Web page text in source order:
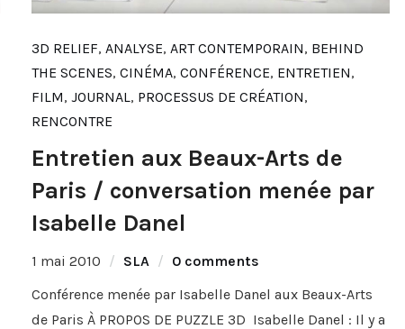
3D RELIEF, ANALYSE, ART CONTEMPORAIN, BEHIND
THE SCENES, CINÉMA, CONFÉRENCE, ENTRETIEN,
FILM, JOURNAL, PROCESSUS DE CRÉATION,
RENCONTRE
Entretien aux Beaux-Arts de
Paris / conversation menée par
Isabelle Danel
1 mai 2010 SLA
0 comments
Conférence menée par Isabelle Danel aux Beaux-Arts
de Paris À PROPOS DE PUZZLE 3D Isabelle Danel : Il y a